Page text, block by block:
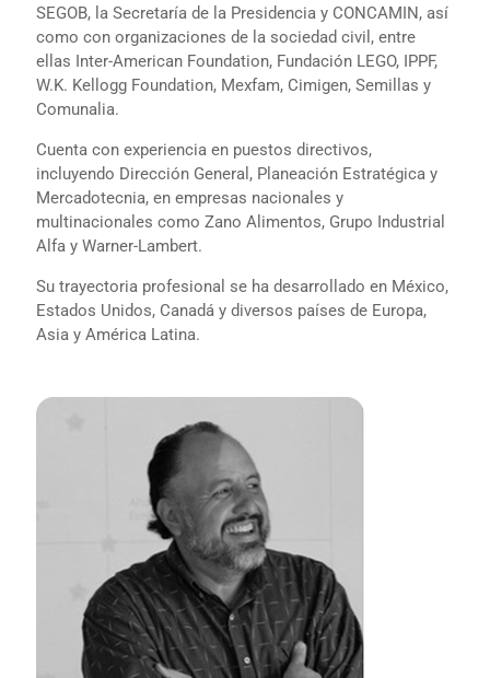
SEGOB, la Secretaría de la Presidencia y CONCAMIN, así
como con organizaciones de la sociedad civil, entre
ellas Inter-American Foundation, Fundación LEGO, IPPF,
W.K. Kellogg Foundation, Mexfam, Cimigen, Semillas y
Comunalia.
Cuenta con experiencia en puestos directivos,
incluyendo Dirección General, Planeación Estratégica y
Mercadotecnia, en empresas nacionales y
multinacionales como Zano Alimentos, Grupo Industrial
Alfa y Warner-Lambert.
Su trayectoria profesional se ha desarrollado en México,
Estados Unidos, Canadá y diversos países de Europa,
Asia y América Latina.